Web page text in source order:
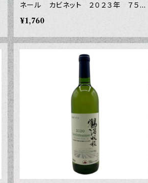
ネール カビネット ２０２３年 ７５０
ｍｌ
¥1,760